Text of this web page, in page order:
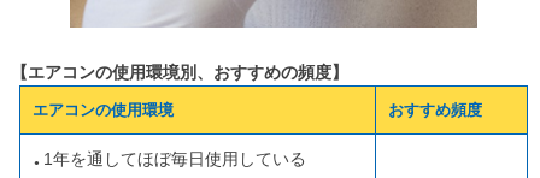
【エアコンの使用環境別、おすすめの頻度】
エアコンの使用環境 おすすめ頻度
1年を通してほぼ毎日使用している